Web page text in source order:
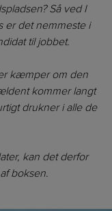
Så ved I
er det nemmeste i
til jobbet.
kæmper om den
kommer langt
drukner i alle de
kan det derfor
boksen.